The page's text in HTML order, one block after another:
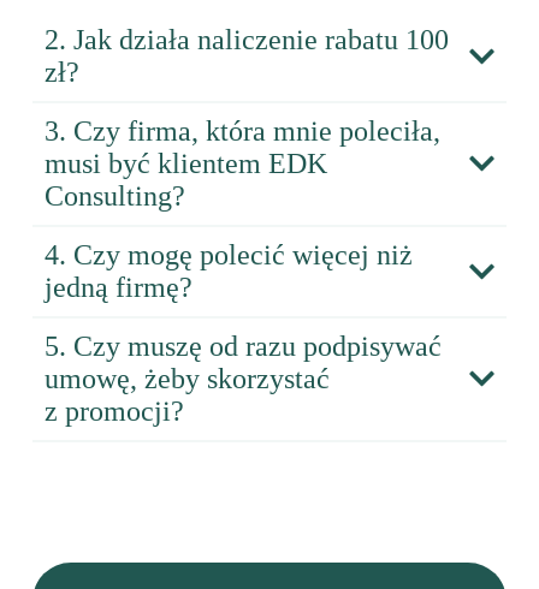
2. Jak działa naliczenie rabatu 100
zł?
3. Czy firma, która mnie poleciła,
musi być klientem EDK
Consulting?
4. Czy mogę polecić więcej niż
jedną firmę?
5. Czy muszę od razu podpisywać
umowę, żeby skorzystać
z promocji?